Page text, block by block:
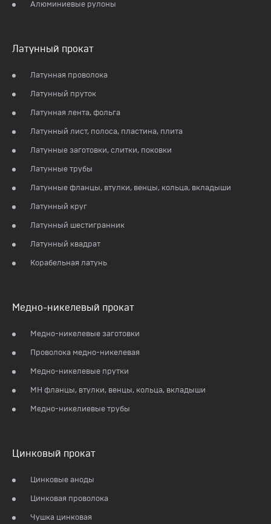
Алюминиевые рулоны
Латунный прокат
Латунная проволока
Латунный пруток
Латунная лента, фольга
Латунный лист, полоса, пластина, плита
Латунные заготовки, слитки, поковки
Латунные трубы
Латунные фланцы, втулки, венцы, кольца, вкладыши
Латунный круг
Латунный шестигранник
Латунный квадрат
Корабельная латунь
Медно-никелевый прокат
Медно-никелевые заготовки
Проволока медно-никелевая
Медно-никелевые прутки
МН фланцы, втулки, венцы, кольца, вкладыши
Медно-никелиевые трубы
Цинковый прокат
Цинковые аноды
Цинковая проволока
Чушка цинковая